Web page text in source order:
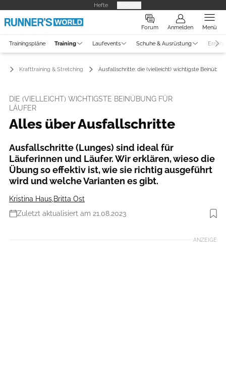
Hefte
Forum Anmelden Menü
Trainingspläne Training Laufevents Schuhe & Ausrüstung
Krafttraining & Stretching Ausfallschritte: die (vielleicht) wichtigste
DIE (VIELLEICHT) WICHTIGSTE BEINÜBUNG FÜR
LÄUFER
Alles über Ausfallschritte
Ausfallschritte (Lunges) sind ideal für
Läuferinnen und Läufer. Wir erklären, wieso die
Übung so effektiv ist, wie sie richtig ausgeführt
wird und welche Varianten es gibt.
Kristina Haus Britta Ost
Zuletzt aktualisiert am 21.08.2023
ANZEIGE